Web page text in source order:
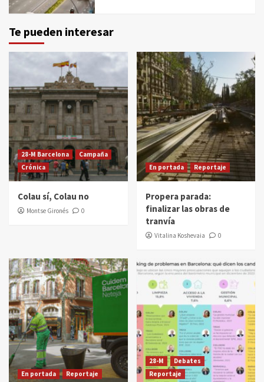
Te pueden interesar
28-M Barcelona
Campaña
Crónica
Colau sí, Colau no
Montse Gironés 0
En portada Reportaje
Propera parada:
finalizar las obras de
tranvía
Vitalina Koshevaia 0
En portada Reportaje
28-M
Debates
Reportaje